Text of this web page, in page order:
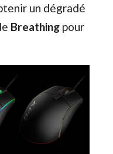
un dégradé
Breathing pour